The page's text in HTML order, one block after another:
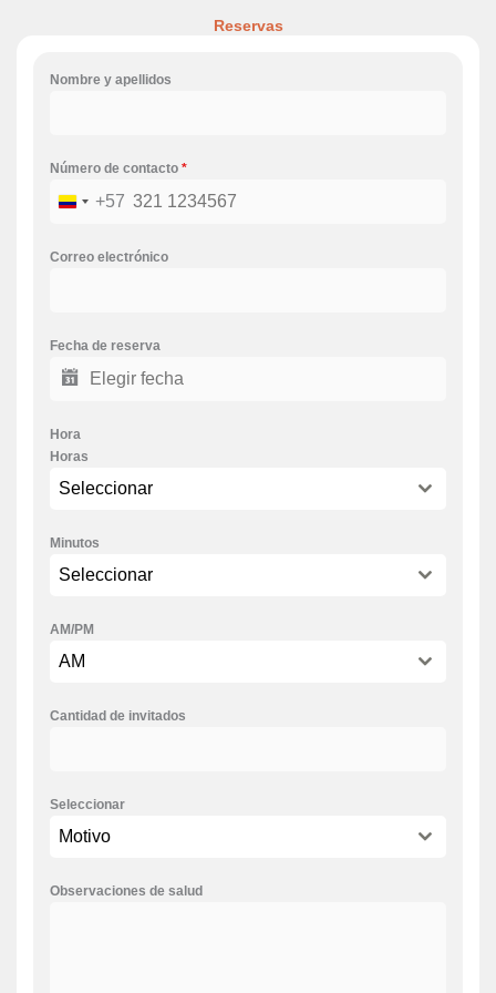
Reservas
Nombre y apellidos
Número de contacto *
Colombia
+57
Correo electrónico
Fecha de reserva
Hora
Horas
Seleccionar
Minutos
Seleccionar
AM/PM
AM
Cantidad de invitados
Seleccionar
Motivo
Observaciones de salud